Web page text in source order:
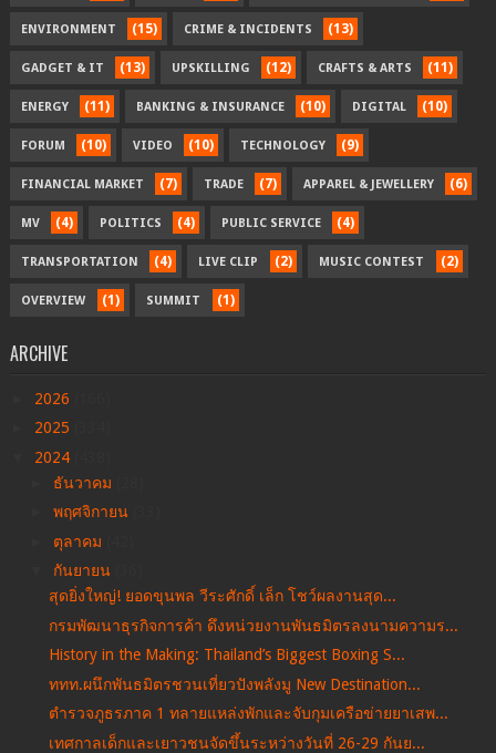
ENVIRONMENT (15) CRIME & INCIDENTS (13)
GADGET & IT (13) UPSKILLING (12) CRAFTS & ARTS (11)
ENERGY (11) BANKING & INSURANCE (10) DIGITAL (10)
FORUM (10) VIDEO (10) TECHNOLOGY (9)
FINANCIAL MARKET (7) TRADE (7) APPAREL & JEWELLERY (6)
MV (4) POLITICS (4) PUBLIC SERVICE (4)
TRANSPORTATION (4) LIVE CLIP (2) MUSIC CONTEST (2)
OVERVIEW (1) SUMMIT (1)
ARCHIVE
2026
2025
2024
ธันวาคม
พฤศจิกายน
ตุลาคม
กันยายน
สุดยิ่งใหญ่! ยอดขุนพล วีระศักดิ์ เล็ก โชว์ผลงานสุด...
กรมพัฒนาธุรกิจการค้า ดึงหน่วยงานพันธมิตรลงนามความร...
History in the Making: Thailand’s Biggest Boxing S...
ททท.ผนึกพันธมิตรชวนเที่ยวปังพลังมู New Destination...
ตำรวจภูธรภาค 1 ทลายแหล่งพักและจับกุมเครือข่ายยาเสพ...
เทศกาลเด็กและเยาวชนจัดขึ้นระหว่างวันที่ 26-29 กันย...